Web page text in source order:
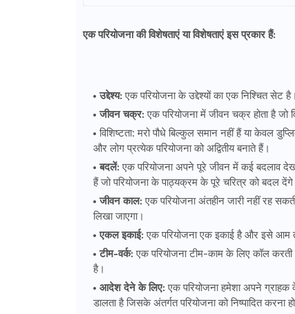
एक परियोजना की विशेषताएं या विशेषताएं इस प्रकार हैं:
उद्देश्य: एक परियोजना के उद्देश्यों का एक निश्चित सेट
जीवन चक्र: एक परियोजना में जीवन चक्र होता है जो
विशिष्टता: मरो पौधे बिल्कुल समान नहीं हैं या केवल
और लोग प्रत्येक परियोजना को अद्वितीय बनाते हैं।
बदलें: एक परियोजना अपने पूरे जीवन में कई बदलाव
हैं जो परियोजना के पाठ्यक्रम के पूरे चरित्र को बदल
जीवन काल: एक परियोजना अंतहीन जारी नहीं रह
लिखा जाएगा।
एकल इकाई: एक परियोजना एक इकाई है और इसे आम
टीम-वर्क: एक परियोजना टीम-काम के लिए कॉल करती
है।
आदेश देने के लिए: एक परियोजना हमेशा अपने ग्राहक
डालता है जिसके अंतर्गत परियोजना को निष्पादित करना